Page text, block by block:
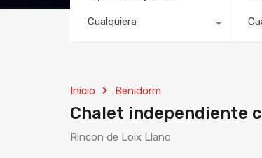
Cualquiera
Inicio Benidorm
Chalet independiente
Rincon de Loix Llano